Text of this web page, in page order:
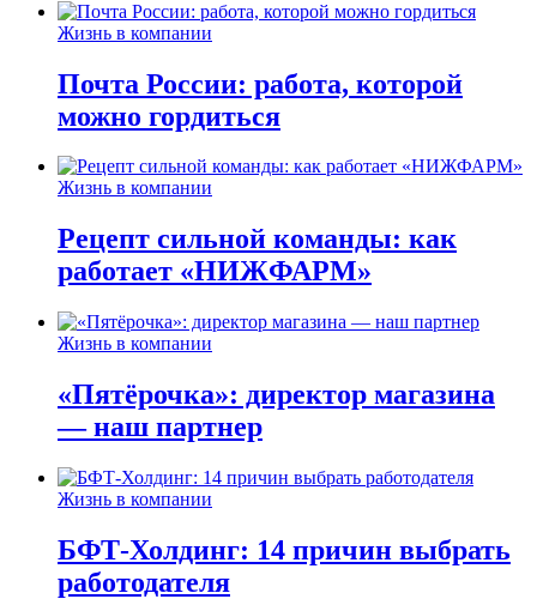
Жизнь в компании
Почта России: работа, которой
можно гордиться
Жизнь в компании
Рецепт сильной команды: как
работает «НИЖФАРМ»
Жизнь в компании
«Пятёрочка»: директор магазина
— наш партнер
Жизнь в компании
БФТ-Холдинг: 14 причин выбрать
работодателя